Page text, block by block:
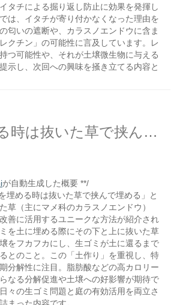
タチによる掘り返し防止に効果を発揮し
は、イタチが寄り付かなくなった理由を
匂いの遮断や、カラスノエンドウに含ま
クチン」の可能性に言及しています。レ
つ可能性や、それが土壌微生物に与える
示し、次回への興味を掻き立てる内容と
生ゴミを埋める時は抜いた草で挟んで埋める
が自動生成した概要 **/
埋める時は抜いた草で挟んで埋める」と
草（主にマメ科のカラスノエンドウ）
善に活用するユニークな方法が紹介され
を土に埋める際にその下と上に抜いた草
をフカフカにし、生ゴミが土に還るまで
とのこと。この「土作り」を重視し、特
分解性に注目。脂肪酸などの高カロリー
なる分解促進や土壌への好影響が期待で
々の生ゴミ問題と庭の有効活用を両立さ